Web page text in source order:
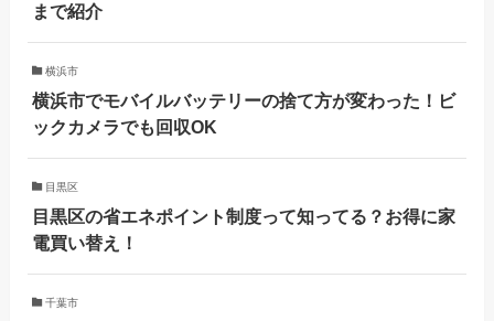
まで紹介
横浜市
横浜市でモバイルバッテリーの捨て方が変わった！ビ
ックカメラでも回収OK
目黒区
目黒区の省エネポイント制度って知ってる？お得に家
電買い替え！
千葉市